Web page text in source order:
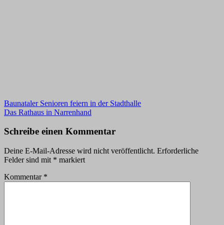
Beitragsnavigation
Baunataler Senioren feiern in der Stadthalle
Das Rathaus in Narrenhand
Schreibe einen Kommentar
Deine E-Mail-Adresse wird nicht veröffentlicht. Erforderliche
Felder sind mit * markiert
Kommentar *